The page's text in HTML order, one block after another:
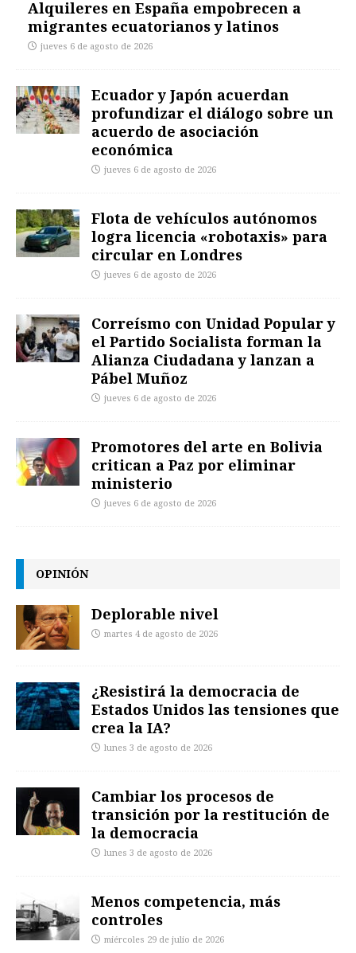
Alquileres en España empobrecen a
migrantes ecuatorianos y latinos
jueves 6 de agosto de 2026
Ecuador y Japón acuerdan
profundizar el diálogo sobre un
acuerdo de asociación
económica
jueves 6 de agosto de 2026
Flota de vehículos autónomos
logra licencia «robotaxis» para
circular en Londres
jueves 6 de agosto de 2026
Correísmo con Unidad Popular y
el Partido Socialista forman la
Alianza Ciudadana y lanzan a
Pábel Muñoz
jueves 6 de agosto de 2026
Promotores del arte en Bolivia
critican a Paz por eliminar
ministerio
jueves 6 de agosto de 2026
OPINIÓN
Deplorable nivel
martes 4 de agosto de 2026
¿Resistirá la democracia de
Estados Unidos las tensiones que
crea la IA?
lunes 3 de agosto de 2026
Cambiar los procesos de
transición por la restitución de
la democracia
lunes 3 de agosto de 2026
Menos competencia, más
controles
miércoles 29 de julio de 2026